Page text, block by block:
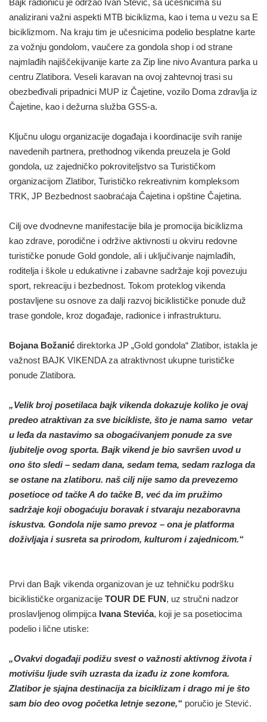
Bajk radionicu je održao Ivan Stević, sa učesnicima su
analizirani važni aspekti MTB biciklizma, kao i tema u vezu sa E
biciklizmom. Na kraju tim je učesnicima podelio besplatne karte
za vožnju gondolom, vaučere za gondola shop i od strane
najmlađih najiščekijvanije karte za Zip line nivo Avantura parka u
centru Zlatibora. Veseli karavan na ovoj zahtevnoj trasi su
obezbeđivali pripadnici MUP iz Čajetine, vozilo Doma zdravlja iz
Čajetine, kao i dežurna služba GSS-a.
Ključnu ulogu organizacije događaja i koordinacije svih ranije
navedenih partnera, prethodnog vikenda preuzela je Gold
gondola, uz zajedničko pokroviteljstvo sa Turističkom
organizacijom Zlatibor, Turističko rekreativnim kompleksom
TRK, JP Bezbednost saobraćaja Čajetina i opštine Čajetina.
Cilj ove dvodnevne manifestacije bila je promocija biciklizma
kao zdrave, porodične i održive aktivnosti u okviru redovne
turističke ponude Gold gondole, ali i uključivanje najmlađih,
roditelja i škole u edukativne i zabavne sadržaje koji povezuju
sport, rekreaciju i bezbednost. Tokom proteklog vikenda
postavljene su osnove za dalji razvoj biciklističke ponude duž
trase gondole, kroz događaje, radionice i infrastrukturu.
Bojana Božanić direktorka JP „Gold gondola“ Zlatibor, istakla je
važnost BAJK VIKENDA za atraktivnost ukupne turističke
ponude Zlatibora.
„Velik broj posetilaca bajk vikenda dokazuje koliko je ovaj
predeo atraktivan za sve bicikliste, što je nama samo vetar
u leđa da nastavimo sa obogaćivanjem ponude za sve
ljubitelje ovog sporta. Bajk vikend je bio savršen uvod u
ono što sledi – sedam dana, sedam tema, sedam razloga da
se ostane na zlatiboru. naš cilj nije samo da prevezemo
posetioce od tačke A do tačke B, već da im pružimo
sadržaje koji obogaćuju boravak i stvaraju nezaboravna
iskustva. Gondola nije samo prevoz – ona je platforma
doživljaja i susreta sa prirodom, kulturom i zajednicom.“
Prvi dan Bajk vikenda organizovan je uz tehničku podršku
biciklističke organizacije TOUR DE FUN, uz stručni nadzor
proslavljenog olimpijca Ivana Stevića, koji je sa posetiocima
podelio i lične utiske:
„Ovakvi događaji podižu svest o važnosti aktivnog života i
motivišu ljude svih uzrasta da izađu iz zone komfora.
Zlatibor je sjajna destinacija za biciklizam i drago mi je što
sam bio deo ovog početka letnje sezone,“ poručio je Stević.